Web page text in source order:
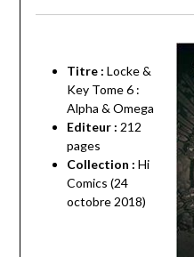
Titre : Locke &
Key Tome 6 :
Alpha & Omega
Editeur : 212
pages
Collection : Hi
Comics (24
octobre 2018)